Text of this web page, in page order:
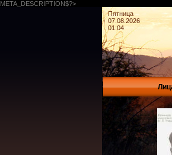
META_DESCRIPTION$?>
Пятница
07.08.2026
01:04